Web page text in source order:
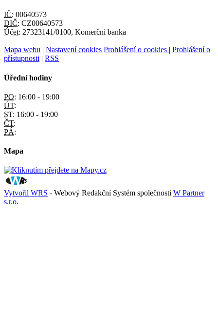
IČ: 00640573
DIČ: CZ00640573
Účet: 27323141/0100, Komerční banka
Mapa webu | Nastavení cookies Prohlášení o cookies | Prohlášení o
přístupnosti | RSS
Úřední hodiny
PO: 16:00 - 19:00
ÚT:
ST: 16:00 - 19:00
ČT:
PÁ:
Mapa
Vytvořil WRS - Webový Redakční Systém společnosti W Partner
s.r.o.